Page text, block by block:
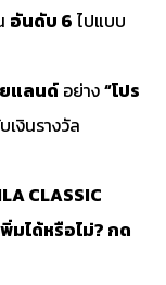
อันดับ 6 ไปแบบ
แลนด์ อย่าง“โปร
งินรางวัล
CLASSIC
มได้หรือไม่? กด